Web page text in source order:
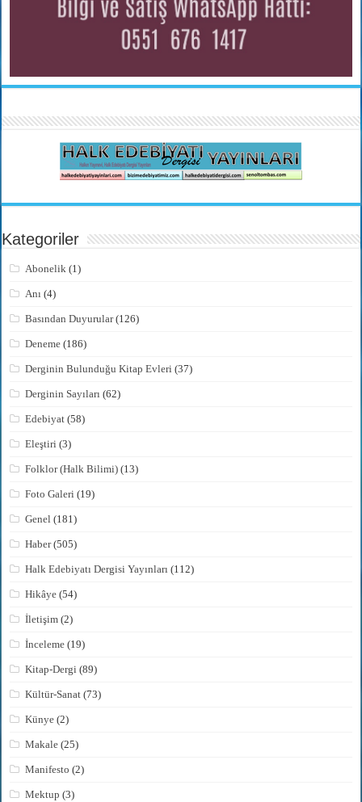
Kategoriler
Abonelik (1)
Anı (4)
Basından Duyurular(126)
Deneme (186)
Derginin Bulunduğu Kitap Evleri (37)
Derginin Sayıları (62)
Edebiyat (58)
Eleştiri (3)
Folklor (Halk Bilimi) (13)
Foto Galeri (19)
Genel (181)
Haber(505)
Halk Edebiyatı Dergisi Yayınları (112)
Hikâye (54)
İletişim (2)
İnceleme (19)
Kitap-Dergi (89)
Kültür-Sanat (73)
Künye (2)
Makale (25)
Manifesto (2)
Mektup (3)